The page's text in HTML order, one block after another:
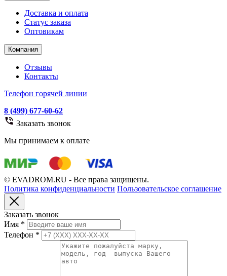
Доставка и оплата
Статус заказа
Оптовикам
Компания
Отзывы
Контакты
Телефон горячей линии
8 (499) 677-60-62
Заказать звонок
Мы принимаем к оплате
© EVADROM.RU - Все права защищены.
Политика конфиденциальности Пользовательское соглашение
Заказать звонок
Имя *
Телефон *